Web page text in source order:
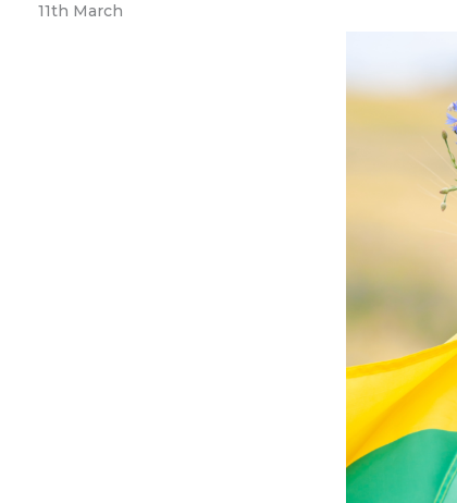
11th March